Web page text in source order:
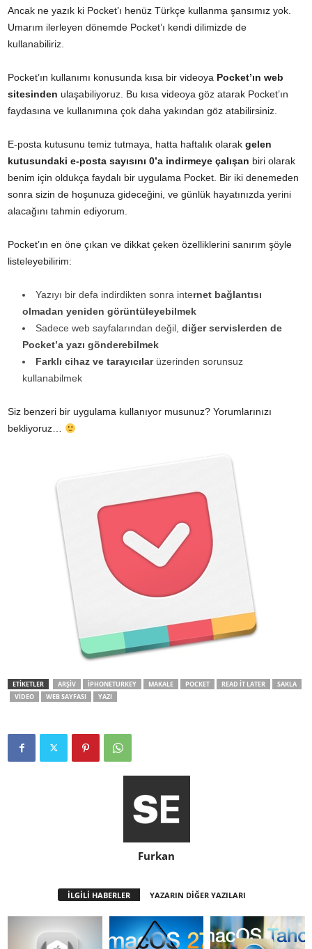
Ancak ne yazık ki Pocket’ı henüz Türkçe kullanma şansımız yok.
Umarım ilerleyen dönemde Pocket’ı kendi dilimizde de
kullanabiliriz.
Pocket’ın kullanımı konusunda kısa bir videoya Pocket’ın web
sitesinden ulaşabiliyoruz. Bu kısa videoya göz atarak Pocket’ın
faydasına ve kullanımına çok daha yakından göz atabilirsiniz.
E-posta kutusunu temiz tutmaya, hatta haftalık olarak gelen
kutusundaki e-posta sayısını 0’a indirmeye çalışan biri olarak
benim için oldukça faydalı bir uygulama Pocket. Bir iki denemeden
sonra sizin de hoşunuza gideceğini, ve günlük hayatınızda yerini
alacağını tahmin ediyorum.
Pocket’ın en öne çıkan ve dikkat çeken özelliklerini sanırım şöyle
listeleyebilirim:
Yazıyı bir defa indirdikten sonra internet bağlantısı
olmadan yeniden görüntüleyebilmek
Sadece web sayfalarından değil, diğer servislerden de
Pocket’a yazı gönderebilmek
Farklı cihaz ve tarayıcılarüzerinden sorunsuz
kullanabilmek
Siz benzeri bir uygulama kullanıyor musunuz? Yorumlarınızı
bekliyoruz…
ETİKETLER ARŞIV IPHONETURKEY MAKALE POCKET READ IT LATER
SAKLA
VIDEO
WEB SAYFASI YAZI
Furkan
İLGİLİ HABERLER YAZARIN DİĞER YAZILARI